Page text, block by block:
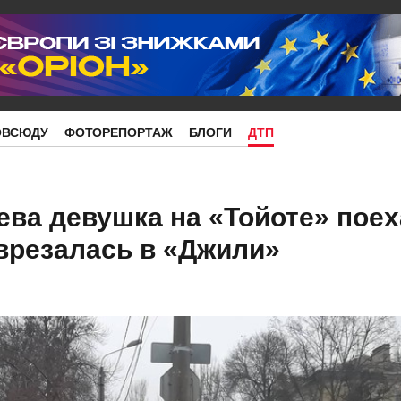
ФОТОРЕПОРТАЖ БЛОГИ ДТП
девушка на «Тойоте»
в «Джили»